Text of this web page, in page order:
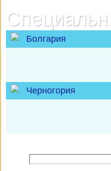
Болгария
Черногория